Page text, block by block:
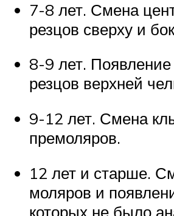
7-8 лет. Смена
резцов сверху и
8-9 лет.
резцов верхней
9-12 лет. Смена
премоляров.
12 лет и старше.
моляров и
которых не было